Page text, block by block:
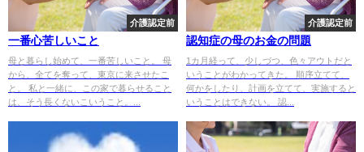
介護認定前
一番心苦しいこと
母と暮らし始めて、一番苦しいこと。 母
から、全てを奪って、東京に来させたこ
と。 私と一緒に、この家で暮らせること
は、そう長くないこいうこと。...
介護認定前
認知症の母のお金の問題
1カ月経って、少しづつ、色々アウトだと
いうことがわかってきた。 順序立てて、
何かをしたり、計画を立てて、実施すると
いうことはできない。 認...